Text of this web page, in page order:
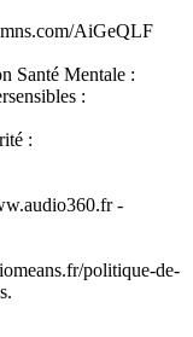
AiGeQLF
Santé Mentale :
:
:
-
politique-de-